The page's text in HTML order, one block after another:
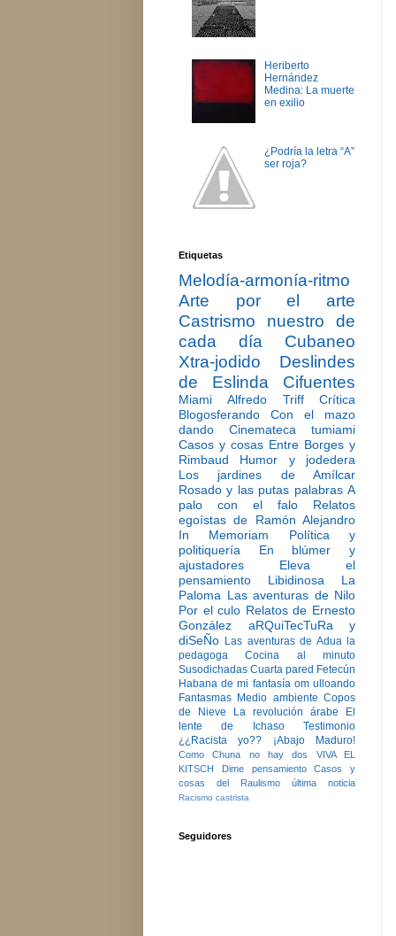
Heriberto
Hernández
Medina: La muerte
en exilio
¿Podría la letra “A”
ser roja?
Etiquetas
Melodía-armonía-ritmo
Arte por el arte
Castrismo nuestro de
cada día
Cubaneo
Xtra-jodido
Deslindes
de Eslinda Cifuentes
Miami Alfredo Triff
Crítica
Blogosferando
Con el mazo
dando
Cinemateca tumiami
Casos y cosas Entre Borges y
Rimbaud
Humor y jodedera
Los jardines de Amílcar
Rosado y las putas palabras A
palo con el falo
Relatos
egoístas de Ramón Alejandro
In Memoriam
Política y
politiquería
En blúmer y
ajustadores
Eleva el
pensamiento
Libidinosa
La
Paloma Las aventuras de Nilo
Por el culo Relatos de Ernesto
González
aRQuiTecTuRa y
diSeÑo Las aventuras de Adua la
pedagoga
Cocina al minuto
Susodichadas Cuarta pared Fetecún
Habana de mi fantasía om ulloando
Fantasmas Medio ambiente Copos
de Nieve
La revolución árabe
El
lente de Ichaso
Testimonio
¿¿Racista yo??
¡Abajo Maduro!
Como Chuna no hay dos
VIVA EL
KITSCH
Dime pensamiento
Casos y
cosas del Raulismo
última noticia
Racismo castrista
Seguidores